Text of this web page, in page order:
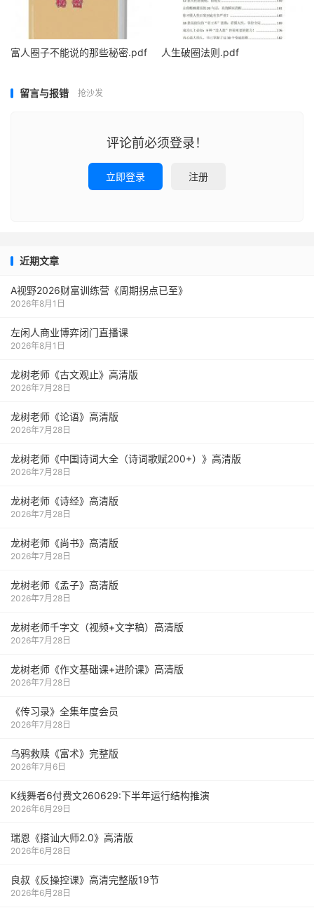
富人圈子不能说的那些秘密.pdf 人生破圈法则.pdf
留言与报错 抢沙发
评论前必须登录！
立即登录 注册
近期文章
A视野2026财富训练营《周期拐点已至》
2026年8月1日
左闲人商业博弈闭门直播课
2026年8月1日
龙树老师《古文观止》高清版
2026年7月28日
龙树老师《论语》高清版
2026年7月28日
龙树老师《中国诗词大全（诗词歌赋200+）》高清版
2026年7月28日
龙树老师《诗经》高清版
2026年7月28日
龙树老师《尚书》高清版
2026年7月28日
龙树老师《孟子》高清版
2026年7月28日
龙树老师千字文（视频+文字稿）高清版
2026年7月28日
龙树老师《作文基础课+进阶课》高清版
2026年7月28日
《传习录》全集年度会员
2026年7月28日
乌鸦救赎《富术》完整版
2026年7月6日
K线舞者6付费文260629:下半年运行结构推演
2026年6月29日
瑞恩《搭讪大师2.0》高清版
2026年6月28日
良叔《反操控课》高清完整版19节
2026年6月28日